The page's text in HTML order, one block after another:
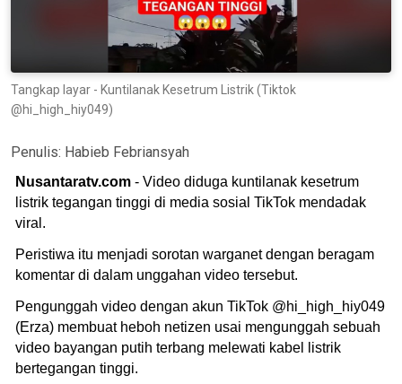
Tangkap layar - Kuntilanak Kesetrum Listrik (Tiktok
@hi_high_hiy049)
Penulis: Habieb Febriansyah
Nusantaratv.com - Video diduga kuntilanak kesetrum
listrik tegangan tinggi di media sosial TikTok mendadak
viral.
Peristiwa itu menjadi sorotan warganet dengan beragam
komentar di dalam unggahan video tersebut.
Pengunggah video dengan akun TikTok @hi_high_hiy049
(Erza) membuat heboh netizen usai mengunggah sebuah
video bayangan putih terbang melewati kabel listrik
bertegangan tinggi.